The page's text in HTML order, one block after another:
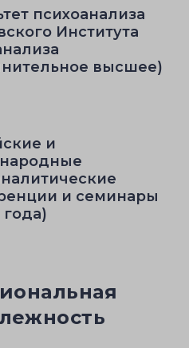
психоанализа
Института
высшее)
и
и семинары
года)